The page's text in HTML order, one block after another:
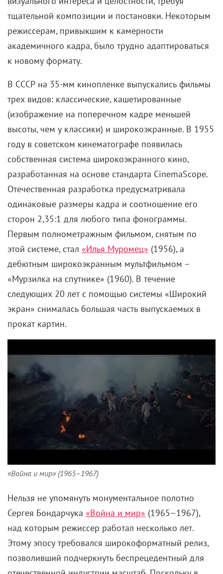
тщательной композиции и постановки. Некоторым
режиссерам, привыкшим к камерности
академичного кадра, было трудно адаптироваться
к новому формату.
В СССР на 35-мм кинопленке выпускались фильмы
трех видов: классические, кашетированные
(изображение на поперечном кадре меньшей
высоты, чем у классики) и широкоэкранные. В 1955
году в советском кинематографе появилась
собственная система широкоэкранного кино,
разработанная на основе стандарта CinemaScope.
Отечественная разработка предусматривала
одинаковые размеры кадра и соотношение его
сторон 2,35:1 для любого типа фонограммы.
Первым полнометражным фильмом, снятым по
этой системе, стал «Илья Муромец» (1956), а
дебютным широкоэкранным мультфильмом –
«Мурзилка на спутнике» (1960). В течение
следующих 20 лет с помощью системы «Широкий
экран» снималась большая часть выпускаемых в
прокат картин.
«Война и мир» (1965–1967)
Нельзя не упомянуть монументальное полотно
Сергея Бондарчука «Война и мир» (1965–1967),
над которым режиссер работал несколько лет.
Этому эпосу требовался широкоформатный релиз,
позволивший подчеркнуть беспрецедентный для